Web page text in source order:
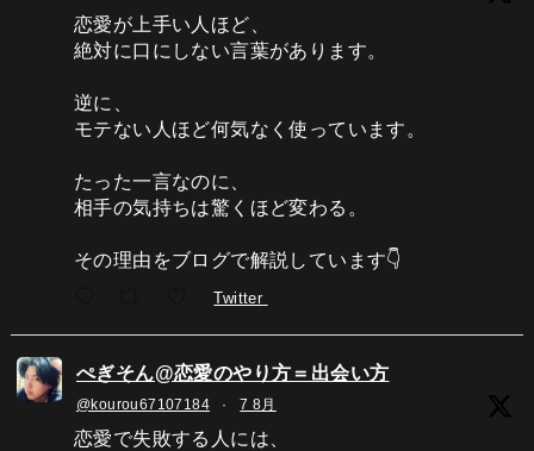
恋愛が上手い人ほど、
絶対に口にしない言葉があります。
逆に、
モテない人ほど何気なく使っています。
たった一言なのに、
相手の気持ちは驚くほど変わる。
その理由をブログで解説しています👇
Twitter
ぺぎそん@恋愛のやり方＝出会い方
@kourou67107184 · 7 8月
恋愛で失敗する人には、